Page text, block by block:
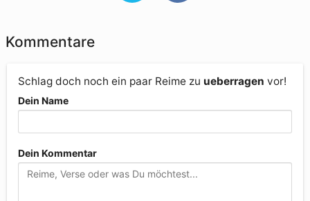
Kommentare
Schlag doch noch ein paar Reime zu ueberragen vor!
Dein Name
Dein Kommentar